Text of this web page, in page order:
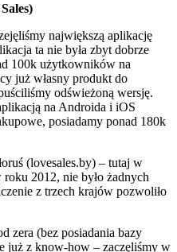
największą aplikację
ta nie była zbyt dobrze
100k użytkowników na
już własny produkt do
odświeżoną wersję.
na Androida i iOS
posiadamy ponad 180k
(lovesales.by) – tutaj w
2012, nie było żadnych
z trzech krajów pozwoliło
zera (bez posiadania bazy
już z know-how – zaczęliśmy w